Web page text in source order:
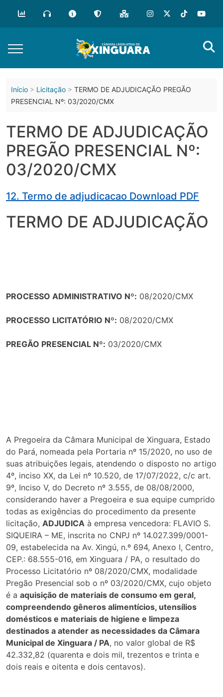
conteúdo
Início Licitação
TERMO DE ADJUDICAÇÃO PREGÃO
PRESENCIAL Nº: 03/2020/CMX
TERMO DE ADJUDICAÇÃO
PREGÃO PRESENCIAL Nº:
03/2020/CMX
12. Termo de adjudicacao Download PDF
TERMO DE ADJUDICAÇÃO
PROCESSO ADMINISTRATIVO Nº: 08/2020/CMX
PROCESSO LICITATÓRIO Nº: 08/2020/CMX
PREGÃO PRESENCIAL Nº: 03/2020/CMX
A Pregoeira da Câmara Municipal de Xinguara, Estado
do Pará, nomeada pela Portaria nº 15/2020, no uso de
suas atribuições legais, atendendo o disposto no artigo
4º, inciso XX, da Lei nº 10.520, de 17/07/2022, c/c art.
9º, Inciso V, do Decreto nº 3.555, de 08/08/2000,
considerando haver a Pregoeira e sua equipe cumprido
todas as exigências do procedimento da presente
licitação, ADJUDICA à empresa vencedora: FLAVIO S.
SIQUEIRA – ME, inscrita no CNPJ nº 14.027.399/0001-
09, estabelecida na Av. Xingú, n.º 694, Anexo I, Centro,
CEP.: 68.555-016, em Xinguara / PA, o resultado do
Processo Licitatório nº 08/2020/CMX, modalidade
Pregão Presencial sob o nº 03/2020/CMX, cujo objeto
é a aquisição de materiais de consumo em geral,
compreendendo gêneros alimentícios, utensílios
domésticos e materiais de higiene e limpeza
destinados a atender as necessidades da Câmara
Municipal de Xinguara / PA, no valor global de R$
42.332,82 (quarenta e dois mil, trezentos e trinta e
dois reais e oitenta e dois centavos).